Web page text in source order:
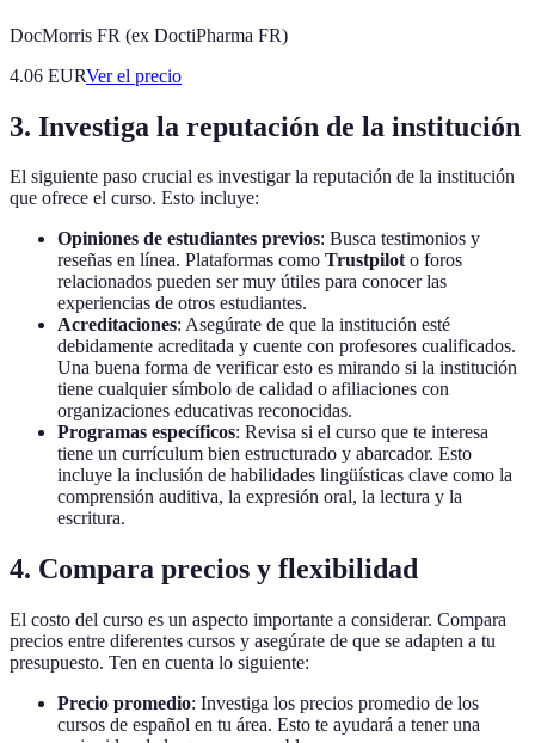
DocMorris FR (ex DoctiPharma FR)
4.06 EURVer el precio
3. Investiga la reputación de la institución
El siguiente paso crucial es investigar la reputación de la institución
que ofrece el curso. Esto incluye:
Opiniones de estudiantes previos: Busca testimonios y
reseñas en línea. Plataformas como Trustpiloto foros
relacionados pueden ser muy útiles para conocer las
experiencias de otros estudiantes.
Acreditaciones: Asegúrate de que la institución esté
debidamente acreditada y cuente con profesores cualificados.
Una buena forma de verificar esto es mirando si la institución
tiene cualquier símbolo de calidad o afiliaciones con
organizaciones educativas reconocidas.
Programas específicos: Revisa si el curso que te interesa
tiene un currículum bien estructurado y abarcador. Esto
incluye la inclusión de habilidades lingüísticas clave como la
comprensión auditiva, la expresión oral, la lectura y la
escritura.
4. Compara precios y flexibilidad
El costo del curso es un aspecto importante a considerar. Compara
precios entre diferentes cursos y asegúrate de que se adapten a tu
presupuesto. Ten en cuenta lo siguiente:
Precio promedio: Investiga los precios promedio de los
cursos de español en tu área. Esto te ayudará a tener una